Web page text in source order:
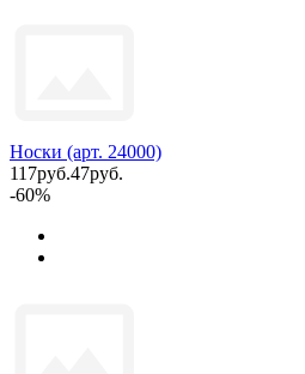
Носки (арт. 24000)
117руб.47руб.
-60%